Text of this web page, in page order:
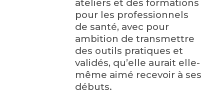
ateliers et des formations
pour les professionnels
de santé, avec pour
ambition de transmettre
des outils pratiques et
validés, qu’elle aurait elle-
même aimé recevoir à ses
débuts.